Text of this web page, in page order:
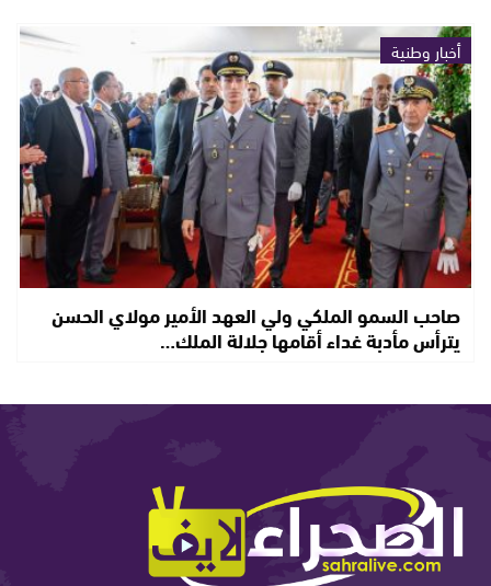
أخبار وطنية
صاحب السمو الملكي ولي العهد الأمير مولاي الحسن
يترأس مأدبة غداء أقامها جلالة الملك…